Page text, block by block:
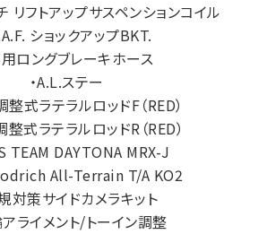
リフトアップサスペンションコイル
ショックアップBKT.
用ロングブレーキホース
・A.L.ステー
整式ラテラルロッドF（RED）
整式ラテラルロッドR（RED）
TEAM DAYTONA MRX-J
All-Terrain T/A KO2
対策サイドカメラキット
アライメント/トーイン調整